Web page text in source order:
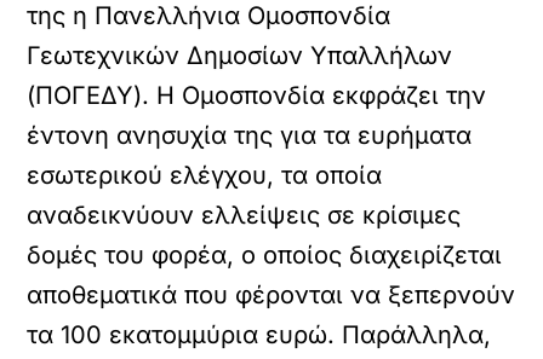
της η Πανελλήνια Ομοσπονδία
Γεωτεχνικών Δημοσίων Υπαλλήλων
(ΠΟΓΕΔΥ). Η Ομοσπονδία εκφράζει την
έντονη ανησυχία της για τα ευρήματα
εσωτερικού ελέγχου, τα οποία
αναδεικνύουν ελλείψεις σε κρίσιμες
δομές του φορέα, ο οποίος διαχειρίζεται
αποθεματικά που φέρονται να ξεπερνούν
τα 100 εκατομμύρια ευρώ. Παράλληλα,